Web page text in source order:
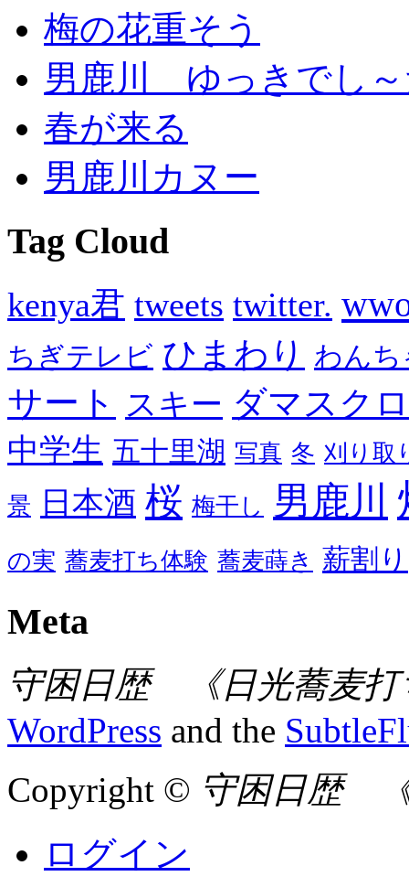
梅の花重そう
男鹿川 ゆっきでし～
春が来る
男鹿川カヌー
Tag Cloud
kenya君 tweets twitter.
ちぎテレビ ひまわり わんち
サート スキー ダマスク
中学生 五十里湖 写真 冬 刈り取
景
日本酒 桜 梅干し 男鹿川
の実 蕎麦打ち体験 蕎麦蒔き 薪割り
Meta
守困日歴 《日光蕎麦打
WordPress and the
Copyright © 守困日歴
ログイン